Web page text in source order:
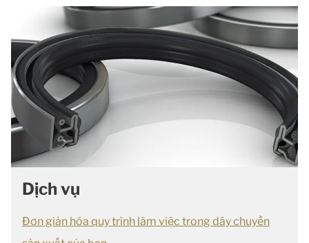
Dịch vụ
Đơn giản hóa quy trình làm việc trong dây chuyền